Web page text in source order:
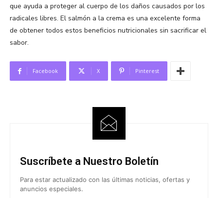
que ayuda a proteger al cuerpo de los daños causados por los
radicales libres. El salmón a la crema es una excelente forma
de obtener todos estos beneficios nutricionales sin sacrificar el
sabor.
Facebook X Pinterest
Suscríbete a Nuestro Boletín
Para estar actualizado con las últimas noticias, ofertas y
anuncios especiales.